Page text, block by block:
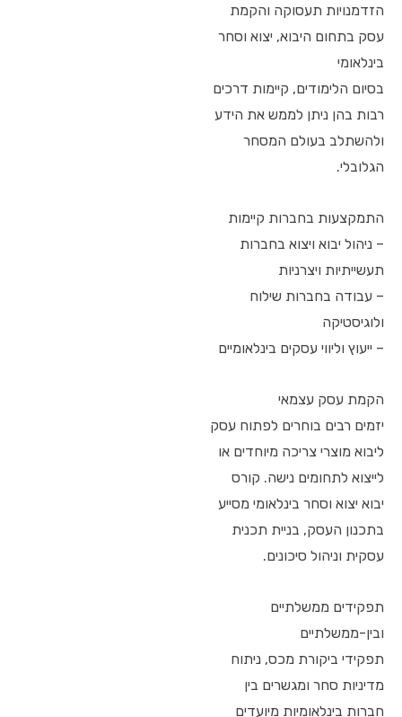
הזדמנויות תעסוקה והקמת
עסק בתחום היבוא, יצוא וסחר
בינלאומי
בסיום הלימודים, קיימות דרכים
רבות בהן ניתן לממש את הידע
ולהשתלב בעולם המסחר
הגלובלי.
התמקצעות בחברות קיימות
– ניהול יבוא ויצוא בחברות
תעשייתיות ויצרניות
– עבודה בחברות שילוח
ולוגיסטיקה
– ייעוץ וליווי עסקים בינלאומיים
הקמת עסק עצמאי
יזמים רבים בוחרים לפתוח עסק
ליבוא מוצרי צריכה מיוחדים או
לייצוא לתחומים נישה. קורס
יבוא יצוא וסחר בינלאומי מסייע
בתכנון העסק, בניית תכנית
עסקית וניהול סיכונים.
תפקידים ממשלתיים
ובין-ממשלתיים
תפקידי ביקורת מכס, ניתוח
מדיניות סחר ומגשרים בין
חברות בינלאומיות מיועדים